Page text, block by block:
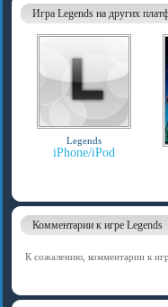
Игра Legends на других
Legends
iPhone/iPod
Комментарии к игре Legends
К сожалению, комментарии к